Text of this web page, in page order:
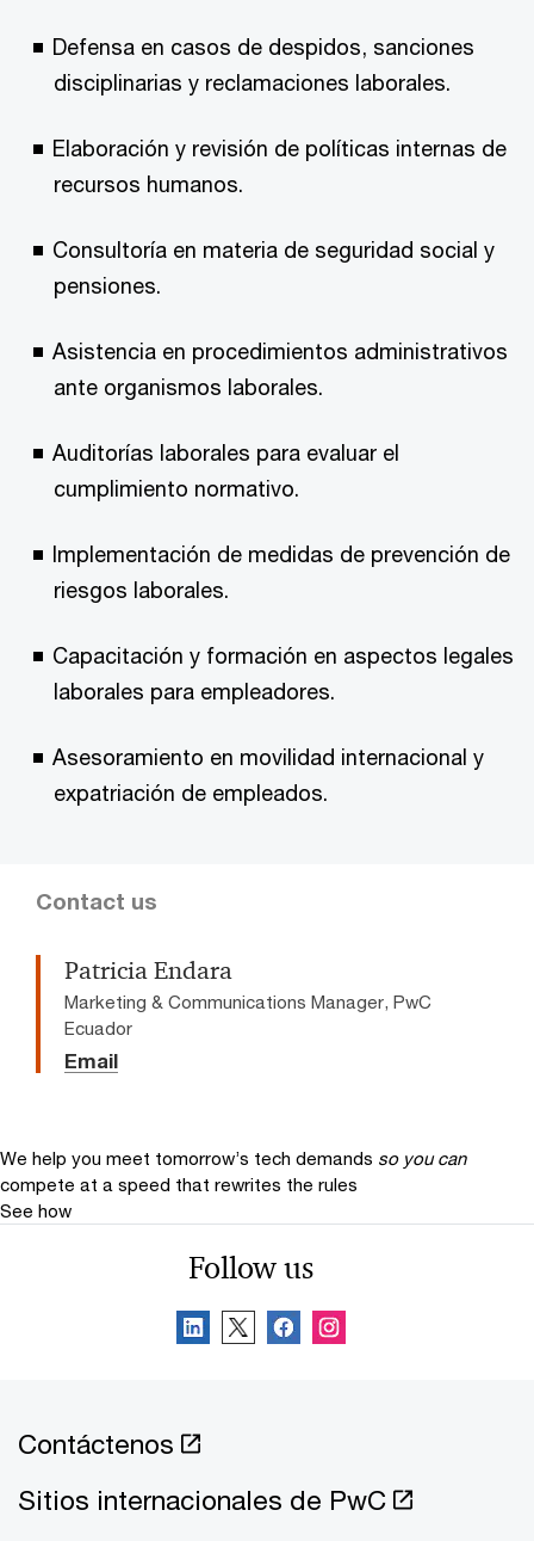
Defensa en casos de despidos, sanciones
disciplinarias y reclamaciones laborales.
Elaboración y revisión de políticas internas de
recursos humanos.
Consultoría en materia de seguridad social y
pensiones.
Asistencia en procedimientos administrativos
ante organismos laborales.
Auditorías laborales para evaluar el
cumplimiento normativo.
Implementación de medidas de prevención de
riesgos laborales.
Capacitación y formación en aspectos legales
laborales para empleadores.
Asesoramiento en movilidad internacional y
expatriación de empleados.
Contact us
Patricia Endara
Marketing & Communications Manager, PwC
Ecuador
Email
We help you meet tomorrow’s tech demands so you can
compete at a speed that rewrites the rules
See how
Follow us
Contáctenos
Sitios internacionales de PwC